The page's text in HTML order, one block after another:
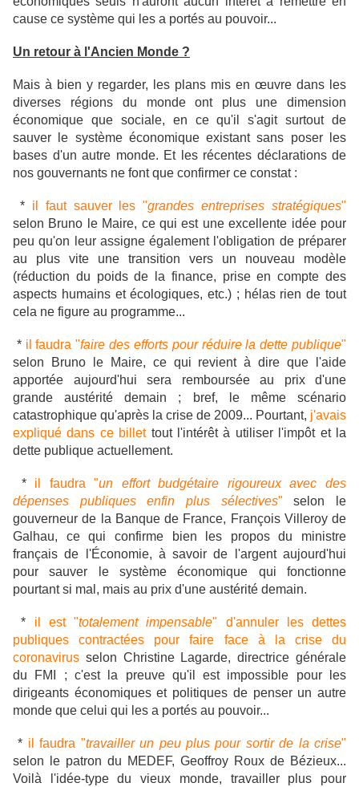
cause ce système qui les a portés au pouvoir...
Un retour à l'Ancien Monde ?
Mais à bien y regarder, les plans mis en œuvre dans les
diverses régions du monde ont plus une dimension
économique que sociale, en ce qu'il s'agit surtout de
sauver le système économique existant sans poser les
bases d'un autre monde. Et les récentes déclarations de
nos gouvernants ne font que confirmer ce constat :
* il faut sauver les "grandes entreprises stratégiques"
selon Bruno le Maire, ce qui est une excellente idée pour
peu qu'on leur assigne également l'obligation de préparer
au plus vite une transition vers un nouveau modèle
(réduction du poids de la finance, prise en compte des
aspects humains et écologiques, etc.) ; hélas rien de tout
cela ne figure au programme...
* il faudra "faire des efforts pour réduire la dette publique"
selon Bruno le Maire, ce qui revient à dire que l'aide
apportée aujourd'hui sera remboursée au prix d'une
grande austérité demain ; bref, le même scénario
catastrophique qu'après la crise de 2009... Pourtant, j'avais
expliqué dans ce billettout l'intérêt à utiliser l'impôt et la
dette publique actuellement.
* il faudra "un effort budgétaire rigoureux avec des
dépenses publiques enfin plus sélectives" selon le
gouverneur de la Banque de France, François Villeroy de
Galhau, ce qui confirme bien les propos du ministre
français de l'Économie, à savoir de l'argent aujourd'hui
pour sauver le système économique qui fonctionne
pourtant si mal, mais au prix d'une austérité demain.
* il est "totalement impensable" d'annuler les dettes
publiques contractées pour faire face à la crise du
coronavirus selon Christine Lagarde, directrice générale
du FMI ; c'est la preuve qu'il est impossible pour les
dirigeants économiques et politiques de penser un autre
monde que celui qui les a portés au pouvoir...
* il faudra "travailler un peu plus pour sortir de la crise"
selon le patron du MEDEF, Geoffroy Roux de Bézieux...
Voilà l'idée-type du vieux monde, travailler plus pour